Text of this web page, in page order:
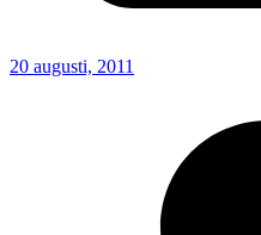
20 augusti, 2011